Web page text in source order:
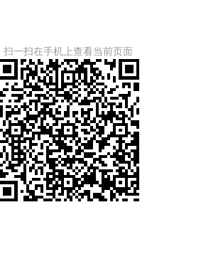
扫一扫在手机上查看当前页面